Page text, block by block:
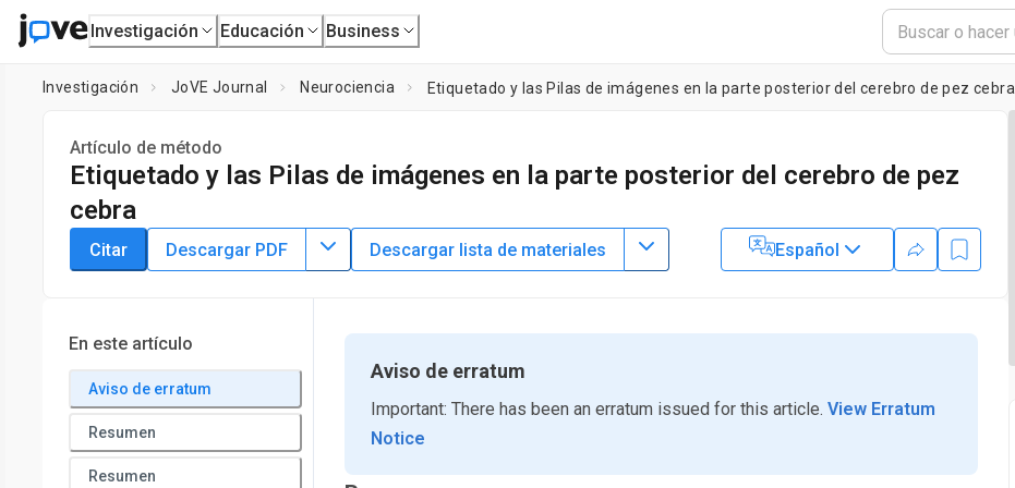
Investigación Educación Business
Investigación JoVE Journal Neurociencia Etiquetado y las Pilas de imágenes en la parte posterior del cerebro de pez cebra
Artículo de método
Etiquetado y las Pilas de imágenes en la parte posterior del cerebro de pez
cebra
DOI: 10.3791/1976 ⸱ 25 de julio de 2010
Pradeepa Jayachandran1,Elim Hong2,Rachel Brewster1
Citar Descargar PDF Descargar lista de materiales Español
En este artículo
Aviso de erratum
Resumen
Resumen
Aviso de erratum
Important: There has been an erratum issued for this article. View Erratum
Notice